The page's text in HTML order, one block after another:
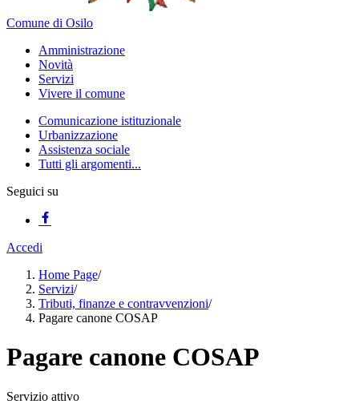
Comune di Osilo
Amministrazione
Novità
Servizi
Vivere il comune
Comunicazione istituzionale
Urbanizzazione
Assistenza sociale
Tutti gli argomenti...
Seguici su
Accedi
Home Page/
Servizi/
Tributi, finanze e contravvenzioni/
Pagare canone COSAP
Pagare canone COSAP
Servizio attivo